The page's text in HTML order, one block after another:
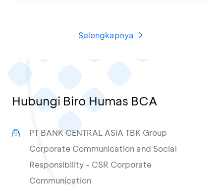
Selengkapnya
Hubungi Biro Humas BCA
PT BANK CENTRAL ASIA TBK Group
Corporate Communication and Social
Responsibility - CSR Corporate
Communication